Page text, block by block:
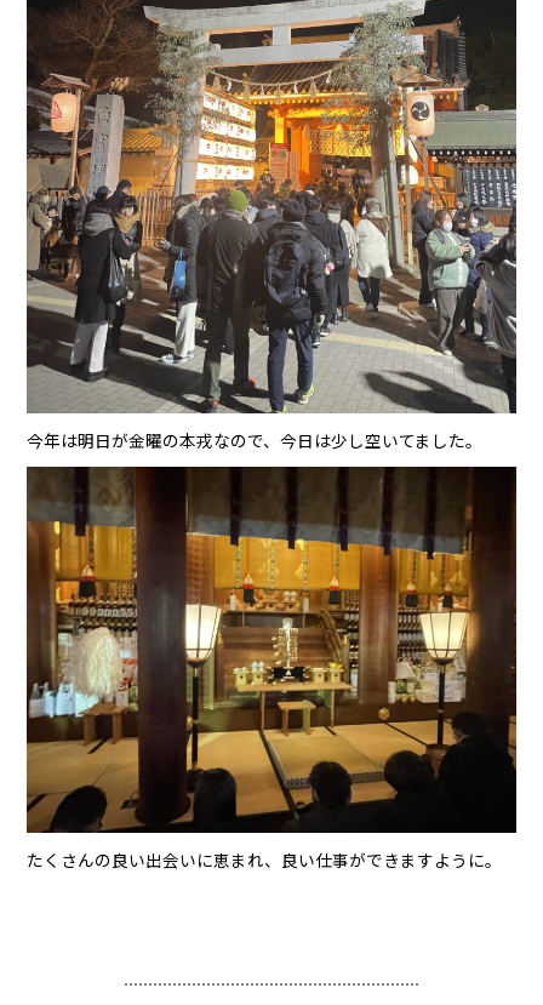
今年は明日が金曜の本戎なので、今日は少し空いてました。
たくさんの良い出会いに恵まれ、良い仕事ができますように。